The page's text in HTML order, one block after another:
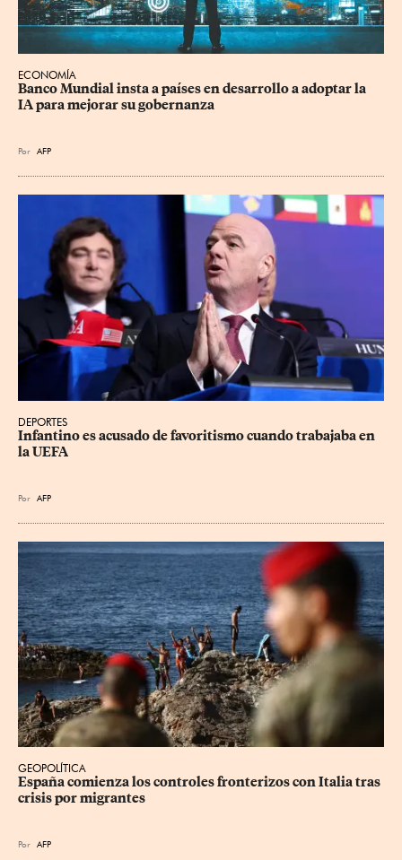
ECONOMÍA
Banco Mundial insta a países en desarrollo a adoptar la
IA para mejorar su gobernanza
Por AFP
DEPORTES
Infantino es acusado de favoritismo cuando trabajaba en
la UEFA
Por AFP
GEOPOLÍTICA
España comienza los controles fronterizos con Italia tras
crisis por migrantes
Por AFP